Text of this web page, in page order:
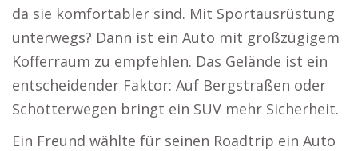
da sie komfortabler sind. Mit Sportausrüstung
unterwegs? Dann ist ein Auto mit großzügigem
Kofferraum zu empfehlen. Das Gelände ist ein
entscheidender Faktor: Auf Bergstraßen oder
Schotterwegen bringt ein SUV mehr Sicherheit.
Ein Freund wählte für seinen Roadtrip ein Auto